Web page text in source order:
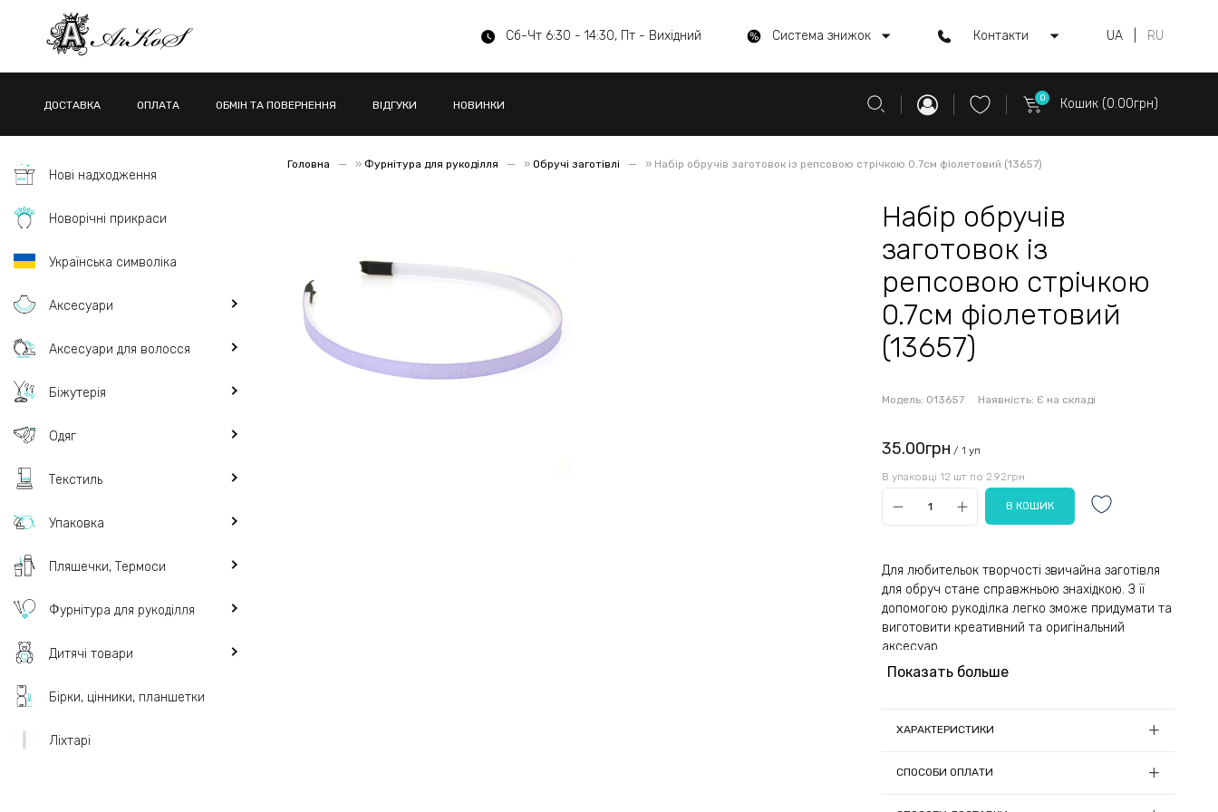
Сб-Чт 6:30 - 14:30, Пт - Вихідний Система знижок Контакти UA RU
ДОСТАВКА ОПЛАТА ОБМІН ТА ПОВЕРНЕННЯ ВІДГУКИ НОВИНКИ
0 Кошик (0.00грн)
Нові надходження
Новорічні прикраси
Українська символіка
Аксесуари
Аксесуари для волосся
Біжутерія
Одяг
Текстиль
Упаковка
Пляшечки, Термоси
Фурнітура для рукоділля
Дитячі товари
Бірки, цінники, планшетки
Ліхтарі
Головна » Фурнітура для рукоділля » Обручі заготівлі » Набір обручів заготовок із репсовою стрічкою 0.7см фіолетовий (13657)
Набір обручів
заготовок із
репсовою стрічкою
0.7см фіолетовий
(13657)
Модель: 013657 Наявність: Є на складі
35.00грн / 1 уп
В упаковці 12 шт по 2.92грн
Для любительок творчості звичайна заготівля
для обруч стане справжньою знахідкою. З її
допомогою рукоділка легко зможе придумати та
виготовити креативний та оригінальний
аксесуар.
Завдяки легкості, пружності та міцності виробу
Показать больше
ХАРАКТЕРИСТИКИ
Ширина, см: 0.7
СПОСОБИ ОПЛАТИ